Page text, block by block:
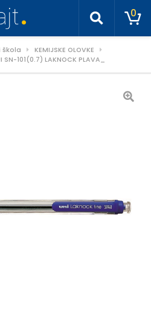
0
škola
KEMIJSKE OLOVKE
SN-101(0.7) LAKNOCK PLAVA_